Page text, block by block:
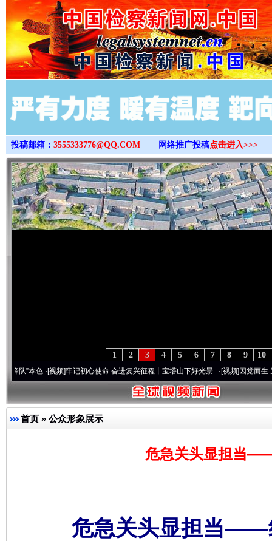
>
投稿邮箱： 3555333776@QQ.COM 网络推广投稿点击进入>>>
10
9
8
7
6
5
4
3
2
1
·[视频]牢记初心使命 奋进复兴征程丨宝塔山下好光景..·[视频]因党而生 为党而战——
首页 » 公众形象展示
危急关头显担当
危急关头显担当——